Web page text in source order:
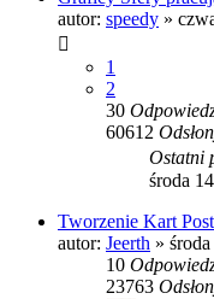
autor: speedy »
1
2
30
60612
Ostatni
środa
Tworzenie Kart
autor: Jeerth »
10
23763